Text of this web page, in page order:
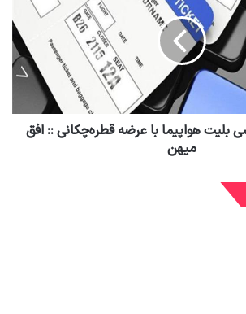
بلیت هواپیما با عرضه قطره‌چکانی :: افق
میهن